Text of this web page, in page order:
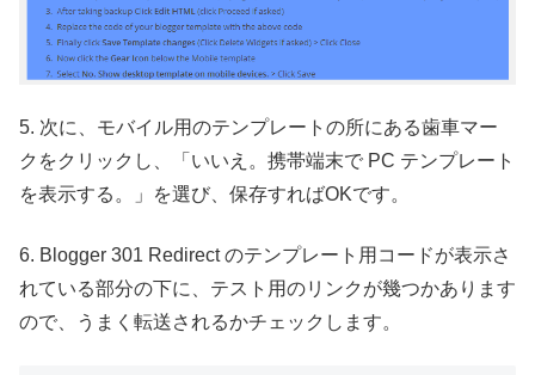
5. 次に、モバイル用のテンプレートの所にある歯車マー
クをクリックし、「いいえ。携帯端末で PC テンプレート
を表示する。」を選び、保存すればOKです。
6. Blogger 301 Redirect のテンプレート用コードが表示さ
れている部分の下に、テスト用のリンクが幾つかあります
ので、うまく転送されるかチェックします。